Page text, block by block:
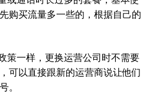
购买流量多一些的，根据自己的
策一样，更换运营公司时不需要
可以直接跟新的运营商说让他们
。